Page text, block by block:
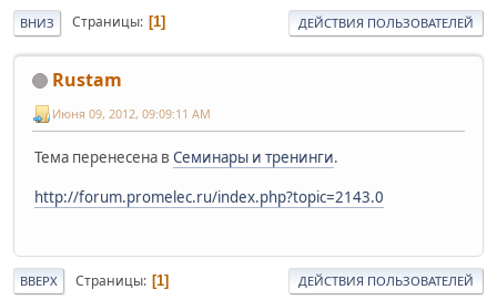
ВНИЗ Страницы 1 ДЕЙСТВИЯ ПОЛЬЗОВАТЕЛЕЙ
Rustam
Июня 09, 2012, 09:09:11 AM
Тема перенесена в Семинары и тренинги.
http://forum.promelec.ru/index.php?topic=2143.0
ВВЕРХ Страницы 1 ДЕЙСТВИЯ ПОЛЬЗОВАТЕЛЕЙ